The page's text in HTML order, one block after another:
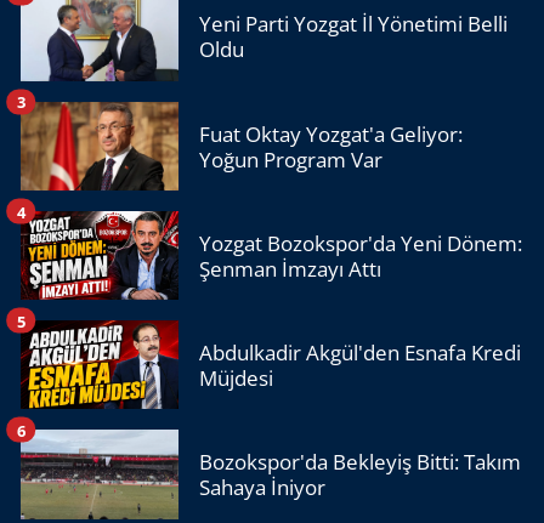
Yeni Parti Yozgat İl Yönetimi Belli
Oldu
Fuat Oktay Yozgat'a Geliyor:
Yoğun Program Var
3
Yozgat Bozokspor'da Yeni Dönem:
Şenman İmzayı Attı
4
Abdulkadir Akgül'den Esnafa Kredi
Müjdesi
5
Bozokspor'da Bekleyiş Bitti: Takım
Sahaya İniyor
6